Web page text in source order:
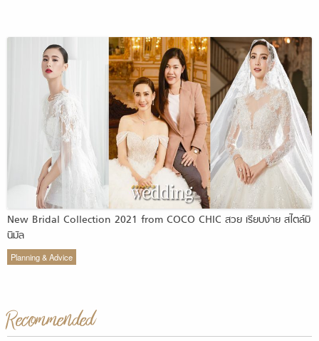
New Bridal Collection 2021 from COCO CHIC สวย เรียบง่าย สไตล์มิ
นิมัล
Planning & Advice
Recommended